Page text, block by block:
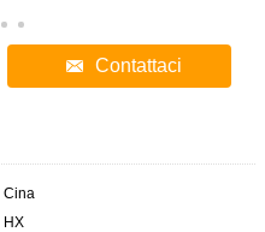
Contattaci
Cina
HX